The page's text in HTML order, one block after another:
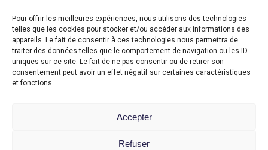
Pour offrir les meilleures expériences, nous utilisons des technologies
telles que les cookies pour stocker et/ou accéder aux informations des
appareils. Le fait de consentir à ces technologies nous permettra de
traiter des données telles que le comportement de navigation ou les ID
uniques sur ce site. Le fait de ne pas consentir ou de retirer son
consentement peut avoir un effet négatif sur certaines caractéristiques
et fonctions.
Accepter
Refuser
Politique de confidentialité
Mentions légales
Espace membre